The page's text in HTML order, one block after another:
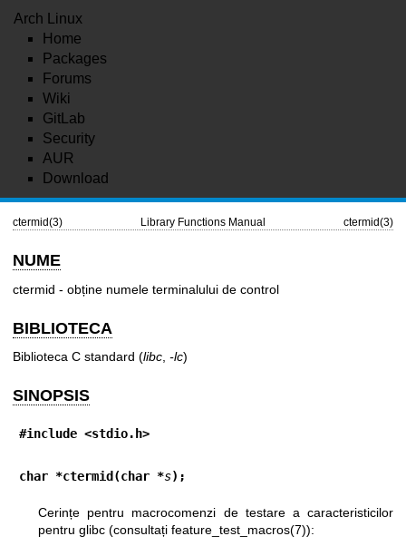
Arch Linux
Home
Packages
Forums
Wiki
GitLab
Security
AUR
Download
ctermid(3) Library Functions Manual ctermid(3)
NUME
ctermid - obține numele terminalului de control
BIBLIOTECA
Biblioteca C standard (libc -lc)
SINOPSIS
#include <stdio.h>
char *ctermid(char *s);
Cerințe pentru macrocomenzi de testare a caracteristicilor
pentru glibc (consultați feature_test_macros(7)):